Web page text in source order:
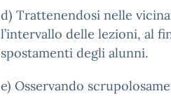
d) Trattenendosi nelle
l’intervallo delle lezioni, al
spostamenti degli alunni.
e) Osservando